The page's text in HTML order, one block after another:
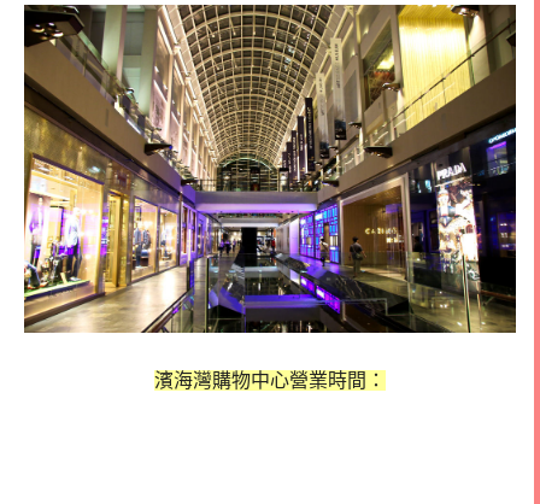
濱海灣購物中心營業時間：